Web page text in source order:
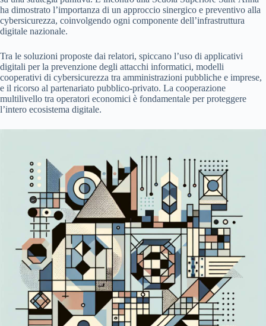
ha dimostrato l’importanza di un approccio sinergico e preventivo alla
cybersicurezza, coinvolgendo ogni componente dell’infrastruttura
digitale nazionale.
Tra le soluzioni proposte dai relatori, spiccano l’uso di applicativi
digitali per la prevenzione degli attacchi informatici, modelli
cooperativi di cybersicurezza tra amministrazioni pubbliche e imprese,
e il ricorso al partenariato pubblico-privato. La cooperazione
multilivello tra operatori economici è fondamentale per proteggere
l’intero ecosistema digitale.